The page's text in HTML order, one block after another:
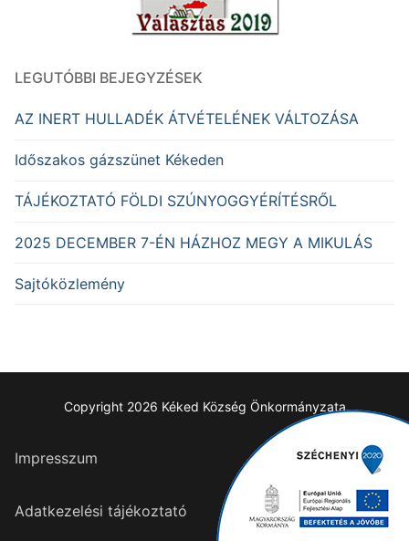
LEGUTÓBBI BEJEGYZÉSEK
AZ INERT HULLADÉK ÁTVÉTELÉNEK VÁLTOZÁSA
Időszakos gázszünet Kékeden
TÁJÉKOZTATÓ FÖLDI SZÚNYOGGYÉRÍTÉSRŐL
2025 DECEMBER 7-ÉN HÁZHOZ MEGY A MIKULÁS
Sajtóközlemény
Copyright 2026 Kéked Község Önkormányzata
Impresszum
Adatkezelési tájékoztató